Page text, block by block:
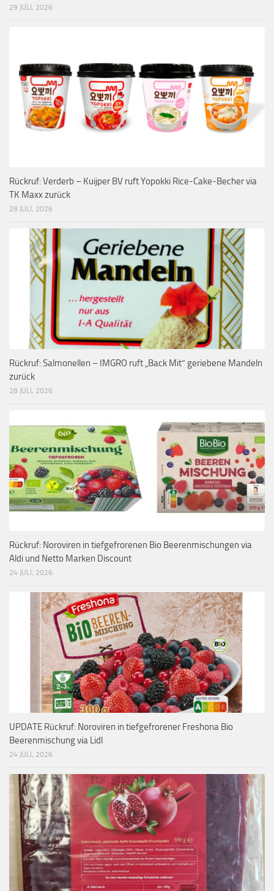
29 JULI, 2026
Rückruf: Verderb – Kuijper BV ruft Yopokki Rice-Cake-Becher via
TK Maxx zurück
28 JULI, 2026
Rückruf: Salmonellen – IMGRO ruft „Back Mit“ geriebene Mandeln
zurück
28 JULI, 2026
Rückruf: Noroviren in tiefgefrorenen Bio Beerenmischungen via
Aldi und Netto Marken Discount
24 JULI, 2026
UPDATE Rückruf: Noroviren in tiefgefrorener Freshona Bio
Beerenmischung via Lidl
24 JULI, 2026